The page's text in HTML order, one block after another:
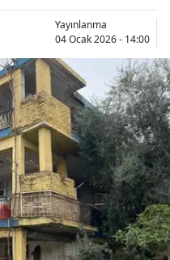
Yayınlanma
04 Ocak 2026 - 14:00